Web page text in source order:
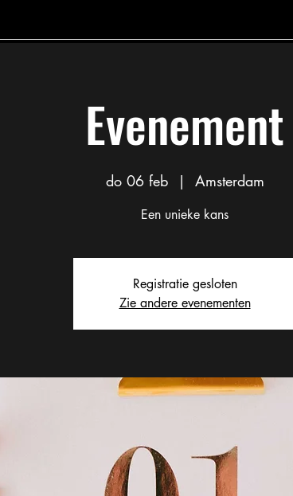
Evenement
do 06 feb
  |
Amsterdam
Een unieke kans
Registratie gesloten
Zie andere evenementen